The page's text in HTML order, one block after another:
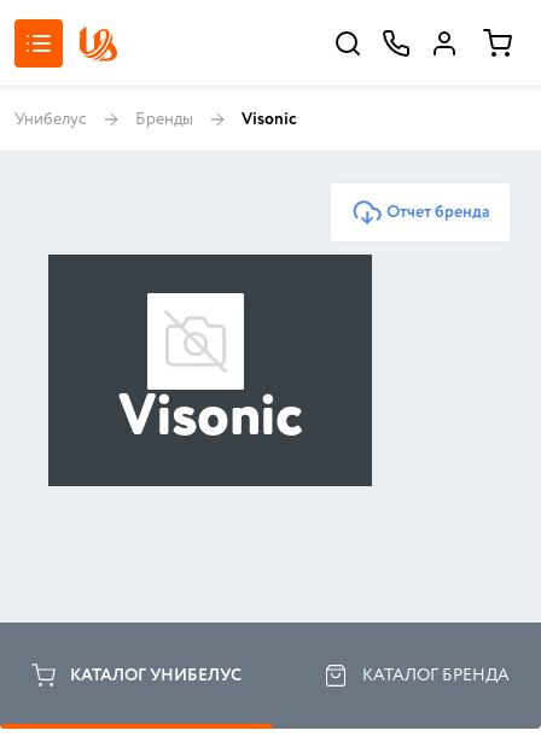
Унибелус Бренды Visonic
Отчет бренда
Visonic
КАТАЛОГ УНИБЕЛУС КАТАЛОГ БРЕНДА